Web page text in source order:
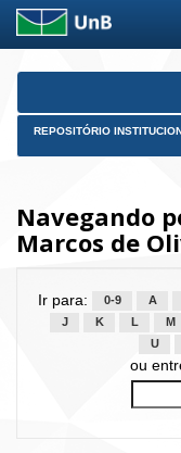
Skip
REPOSITÓRIO
Navegando
Marcos de
Ir para: 0-9 A
J
K L M
U
ou